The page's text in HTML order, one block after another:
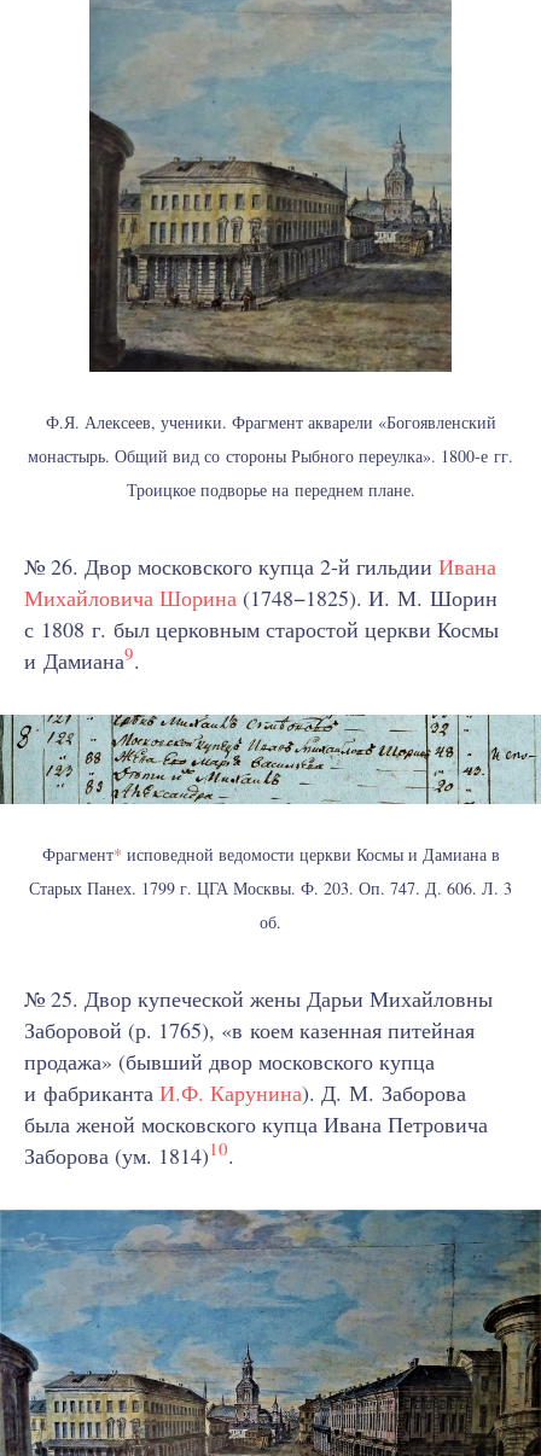
Ф.Я. Алексеев, ученики. Фрагмент акварели «Богоявленский
монастырь. Общий вид со стороны Рыбного переулка». 1800-е гг.
Троицкое подворье на переднем плане.
№ 26. Двор московского купца 2-й гильдии Ивана
Михайловича Шорина (1748−1825). И. М. Шорин
с 1808 г. был церковным старостой церкви Космы
и Дамиана9.
Фрагмент* исповедной ведомости церкви Космы и Дамиана в
Старых Панех. 1799 г. ЦГА Москвы. Ф. 203. Оп. 747. Д. 606. Л. 3
об.
№ 25. Двор купеческой жены Дарьи Михайловны
Заборовой (р. 1765), «в коем казенная питейная
продажа» (бывший двор московского купца
и фабриканта И.Ф. Карунина). Д. М. Заборова
была женой московского купца Ивана Петровича
Заборова (ум. 1814)10.